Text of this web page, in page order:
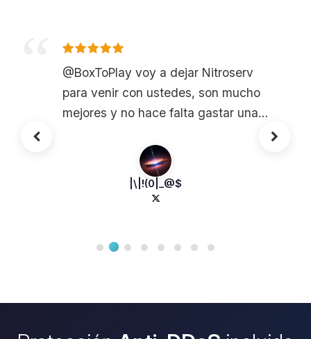
@BoxToPlay voy a dejar Nitroserv
para venir con ustedes, son mucho
mejores y no hace falta gastar una
|\|!(0|_@$